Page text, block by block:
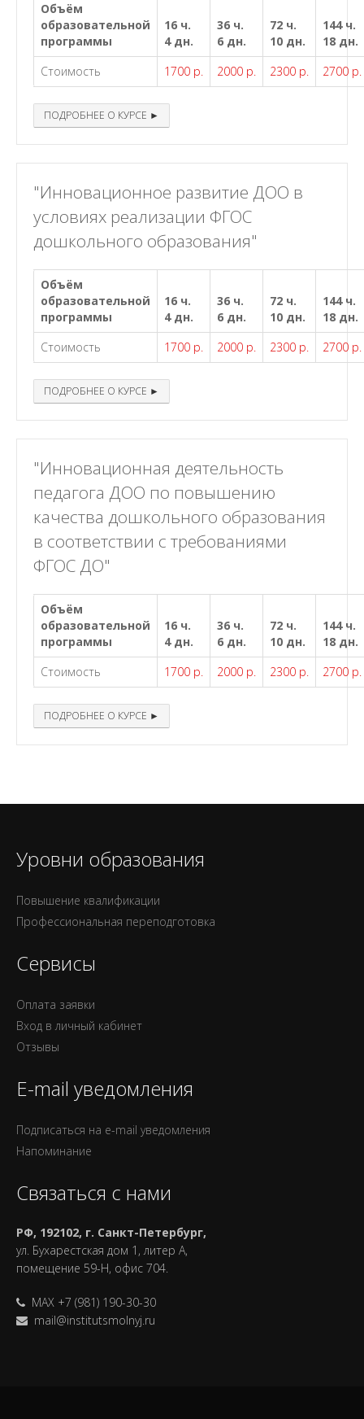
Объём
образовательной
программы
16 ч.
4 дн.
36 ч.
6 дн.
72 ч.
10 дн.
144 ч.
18 дн.
Стоимость
1700 р. 2000 р. 2300 р. 2700 р.
ПОДРОБНЕЕ О КУРСЕ ►
"Инновационное развитие ДОО в
условиях реализации ФГОС
дошкольного образования"
Объём
образовательной
программы
16 ч.
4 дн.
36 ч.
6 дн.
72 ч.
10 дн.
144 ч.
18 дн.
Стоимость
1700 р. 2000 р. 2300 р. 2700 р.
ПОДРОБНЕЕ О КУРСЕ ►
"Инновационная деятельность
педагога ДОО по повышению
качества дошкольного образования
в соответствии с требованиями
ФГОС ДО"
Объём
образовательной
программы
16 ч.
4 дн.
36 ч.
6 дн.
72 ч.
10 дн.
144 ч.
18 дн.
Стоимость
1700 р. 2000 р. 2300 р. 2700 р.
ПОДРОБНЕЕ О КУРСЕ ►
Уровни образования
Повышение квалификации
Профессиональная переподготовка
Сервисы
Оплата заявки
Вход в личный кабинет
Отзывы
E-mail уведомления
Подписаться на e-mail уведомления
Напоминание
Связаться с нами
РФ, 192102, г. Санкт-Петербург,
ул. Бухарестская дом 1, литер А,
помещение 59-Н, офис 704.
MAX +7 (981) 190-30-30
mail@institutsmolnyj.ru